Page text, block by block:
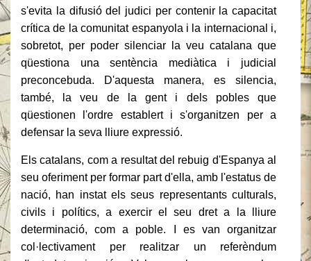
s'evita la difusió del judici per contenir la capacitat
crítica de la comunitat espanyola i la internacional i,
sobretot, per poder silenciar la veu catalana que
qüestiona una sentència mediàtica i judicial
preconcebuda.
D'aquesta manera, es silencia,
també, la veu de la gent i dels pobles que
qüestionen l'ordre establert i s'organitzen per a
defensar la seva lliure expressió.
Els catalans, com a resultat del rebuig d'Espanya al
seu oferiment per formar part d'ella, amb l'estatus de
nació, han instat els seus representants culturals,
civils i polítics, a exercir el seu dret a la lliure
determinació, com a poble.
I es van organitzar
col·lectivament per realitzar un referèndum